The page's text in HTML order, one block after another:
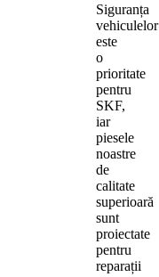
Siguranța
vehiculelor
este
o
prioritate
pentru
SKF,
iar
piesele
noastre
de
calitate
superioară
sunt
proiectate
pentru
reparații